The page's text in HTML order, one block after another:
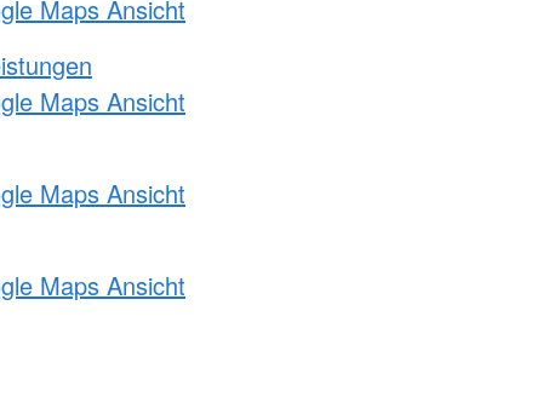
Maps Ansicht
Maps Ansicht
Maps Ansicht
Maps Ansicht